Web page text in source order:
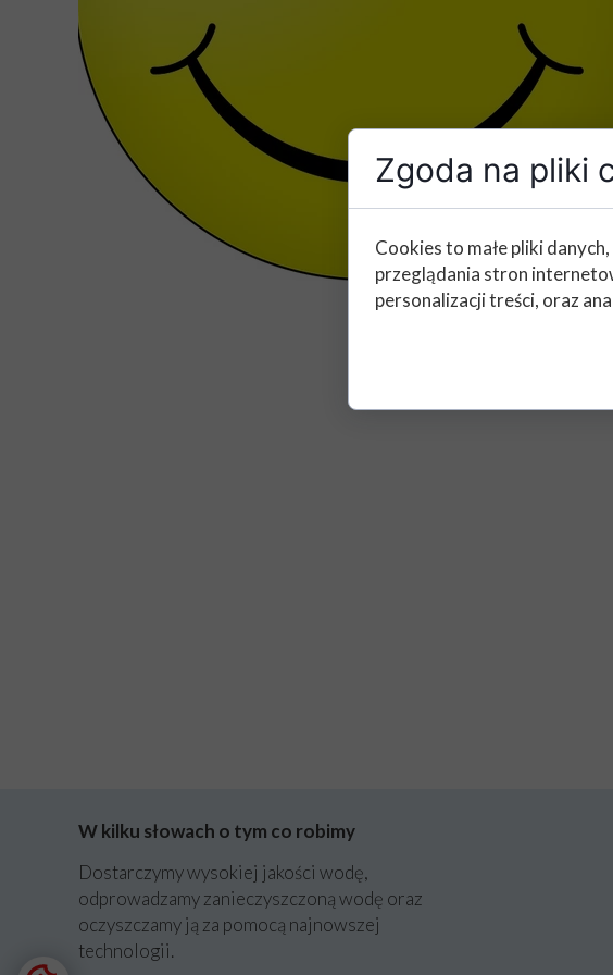
Dostarczymy wysokiej jakości wodę,
odprowadzamy zanieczyszczoną wodę oraz
oczyszczamy ją za pomocą najnowszej
technologii.
W kilku słowach o tym co robimy
Zgoda na pliki
Cookies to małe pliki
przeglądania stron
personalizacji treści, oraz